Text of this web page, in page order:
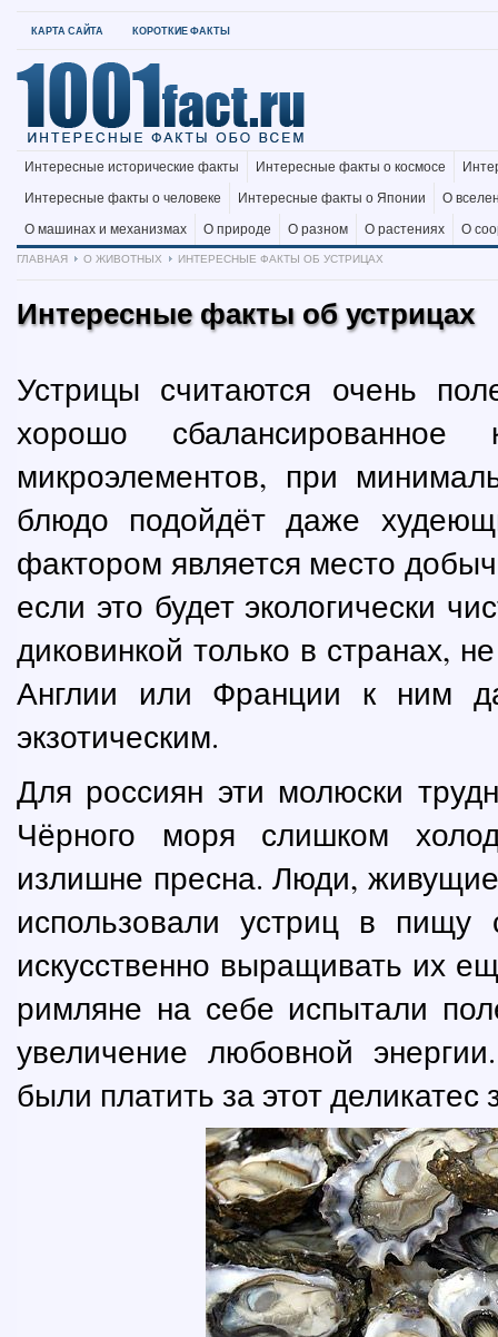
КАРТА САЙТА КОРОТКИЕ ФАКТЫ
Интересные исторические факты Интересные факты о космосе
Интересные факты о человеке
Интересные факты о Японии
О
О машинах и механизмах
О природе О разном О растениях
О
ГЛАВНАЯ
О ЖИВОТНЫХ ИНТЕРЕСНЫЕ ФАКТЫ ОБ УСТРИЦАХ
Интересные факты об устрицах
Устрицы считаются очень
хорошо
микроэлементов, при
блюдо подойдёт даже
фактором является место
если это будет экологически
диковинкой только в странах,
Англии или Франции к ним
экзотическим.
Для россиян эти молюски
Чёрного моря слишком
излишне пресна. Люди,
использовали устриц в
искусственно выращивать их
римляне на себе испытали
увеличение любовной
были платить за этот